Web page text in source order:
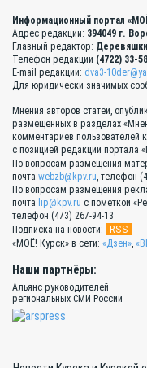
Информационный портал
Адрес редакции: 394049 г.
Главный редактор:
Телефон редакции (4722) 33-
E-mail редакции: dva3-
Для юридически значимых
Мнения авторов статей,
размещённых в разделах
комментариев пользователей
с позицией редакции портала
По вопросам размещения
почта webzb@kpv.ru, телефон
По вопросам размещения
почта lip@kpv.ru с пометкой
телефон (473) 267-94-13
Подписка на новости:
RSS
«МОЁ! Курск» в сети: «Дзен»,
Наши партнёры:
Альянс руководителей
региональных СМИ России